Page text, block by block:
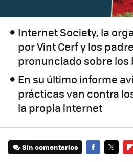
Internet Society, la
por Vint Cerf y los
pronunciado sobre los
En su último informe
prácticas van contra
la propia internet
Sin comentarios